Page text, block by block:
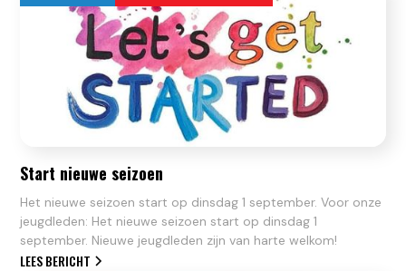
Start nieuwe seizoen
Het nieuwe seizoen start op dinsdag 1 september. Voor onze
jeugdleden: Het nieuwe seizoen start op dinsdag 1
september. Nieuwe jeugdleden zijn van harte welkom!
LEES BERICHT